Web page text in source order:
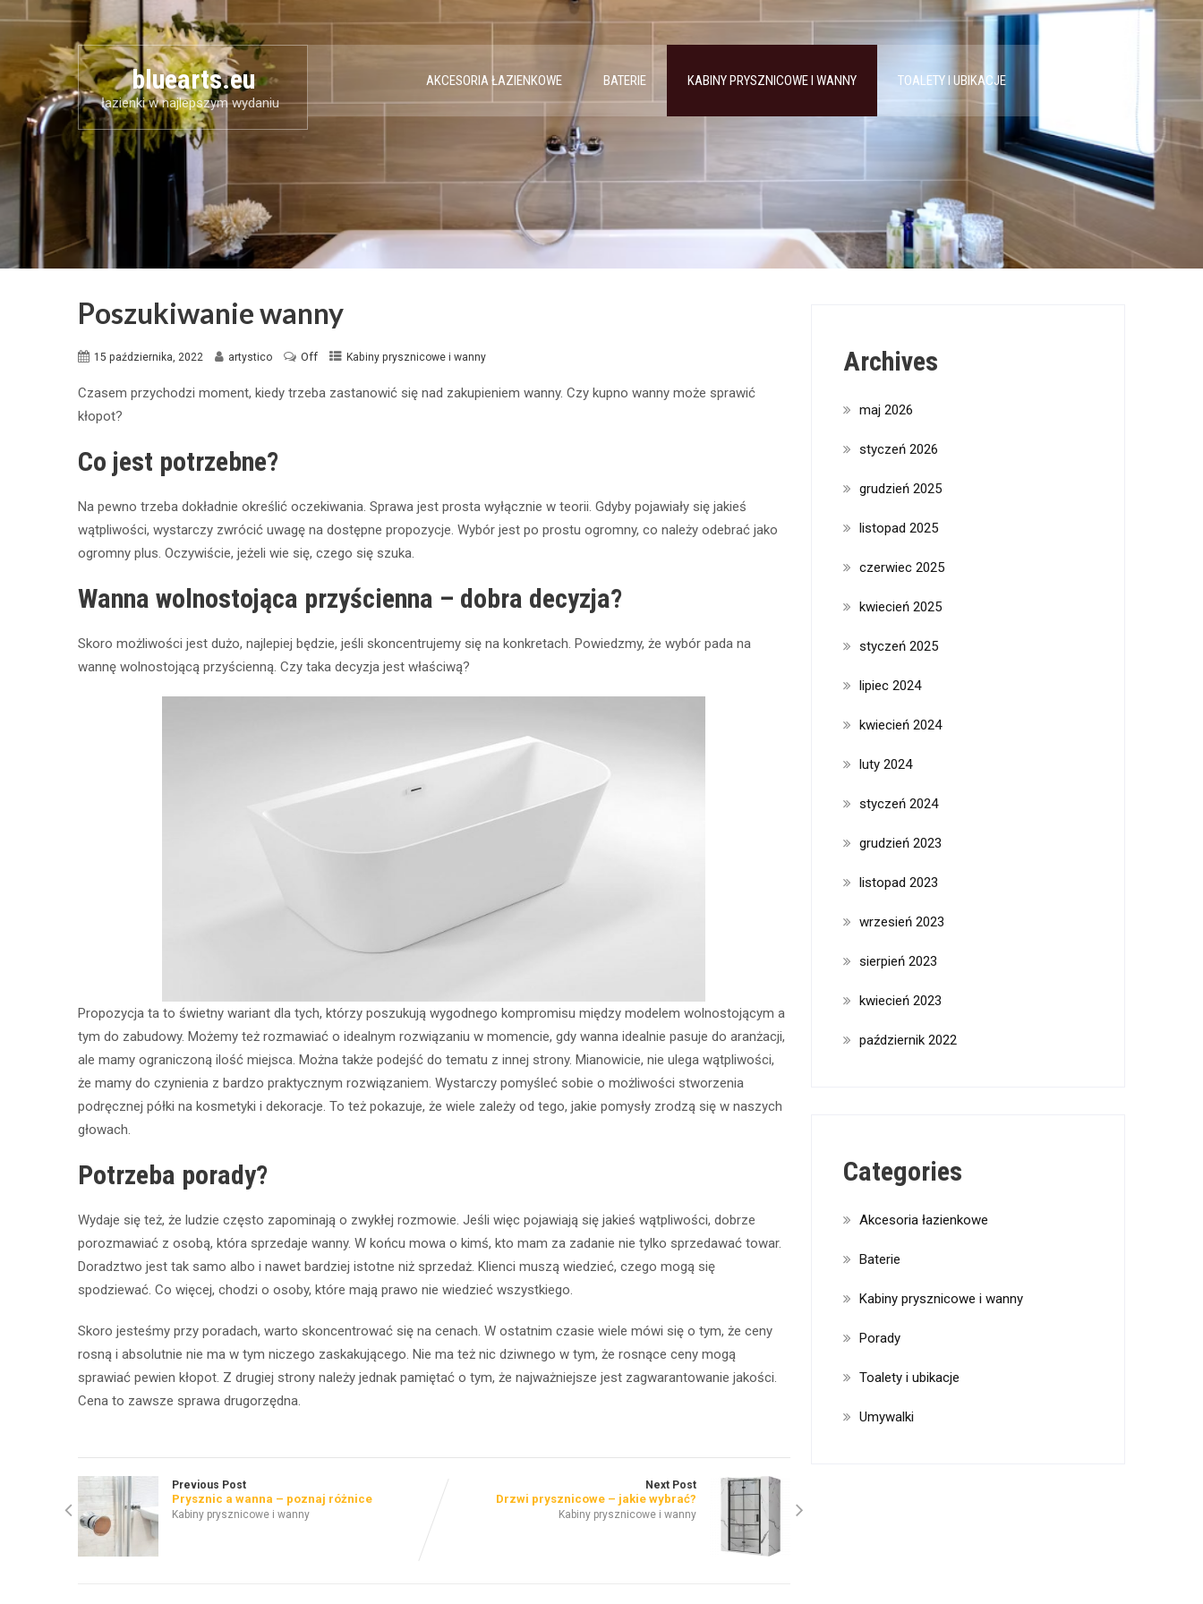
bluearts.eu
łazienki w najlepszym wydaniu
AKCESORIA ŁAZIENKOWE BATERIE KABINY PRYSZNICOWE I WANNY TOALETY I UBIKACJE
Poszukiwanie wanny
15 października, 2022 artystico Off Kabiny prysznicowe i wanny
Czasem przychodzi moment, kiedy trzeba zastanowić się nad zakupieniem wanny. Czy kupno wanny może sprawić
kłopot?
Co jest potrzebne?
Na pewno trzeba dokładnie określić oczekiwania. Sprawa jest prosta wyłącznie w teorii. Gdyby pojawiały się jakieś
wątpliwości, wystarczy zwrócić uwagę na dostępne propozycje. Wybór jest po prostu ogromny, co należy odebrać jako
ogromny plus. Oczywiście, jeżeli wie się, czego się szuka.
Wanna wolnostojąca przyścienna – dobra decyzja?
Skoro możliwości jest dużo, najlepiej będzie, jeśli skoncentrujemy się na konkretach. Powiedzmy, że wybór pada na
wannę wolnostojącą przyścienną. Czy taka decyzja jest właściwą?
Propozycja ta to świetny wariant dla tych, którzy poszukują wygodnego kompromisu między modelem wolnostojącym a
tym do zabudowy. Możemy też rozmawiać o idealnym rozwiązaniu w momencie, gdy wanna idealnie pasuje do aranżacji,
ale mamy ograniczoną ilość miejsca. Można także podejść do tematu z innej strony. Mianowicie, nie ulega wątpliwości,
że mamy do czynienia z bardzo praktycznym rozwiązaniem. Wystarczy pomyśleć sobie o możliwości stworzenia
podręcznej półki na kosmetyki i dekoracje. To też pokazuje, że wiele zależy od tego, jakie pomysły zrodzą się w naszych
głowach.
Potrzeba porady?
Wydaje się też, że ludzie często zapominają o zwykłej rozmowie. Jeśli więc pojawiają się jakieś wątpliwości, dobrze
porozmawiać z osobą, która sprzedaje wanny. W końcu mowa o kimś, kto mam za zadanie nie tylko sprzedawać towar.
Doradztwo jest tak samo albo i nawet bardziej istotne niż sprzedaż. Klienci muszą wiedzieć, czego mogą się
spodziewać. Co więcej, chodzi o osoby, które mają prawo nie wiedzieć wszystkiego.
Skoro jesteśmy przy poradach, warto skoncentrować się na cenach. W ostatnim czasie wiele mówi się o tym, że ceny
rosną i absolutnie nie ma w tym niczego zaskakującego. Nie ma też nic dziwnego w tym, że rosnące ceny mogą
sprawiać pewien kłopot. Z drugiej strony należy jednak pamiętać o tym, że najważniejsze jest zagwarantowanie jakości.
Cena to zawsze sprawa drugorzędna.
Previous Post
Prysznic a wanna – poznaj różnice
Kabiny prysznicowe i wanny
Next Post
Drzwi prysznicowe – jakie wybrać?
Kabiny prysznicowe i wanny
Archives
maj 2026
styczeń 2026
grudzień 2025
listopad 2025
czerwiec 2025
kwiecień 2025
styczeń 2025
lipiec 2024
kwiecień 2024
luty 2024
styczeń 2024
grudzień 2023
listopad 2023
wrzesień 2023
sierpień 2023
kwiecień 2023
październik 2022
Categories
Akcesoria łazienkowe
Baterie
Kabiny prysznicowe i wanny
Porady
Toalety i ubikacje
Umywalki